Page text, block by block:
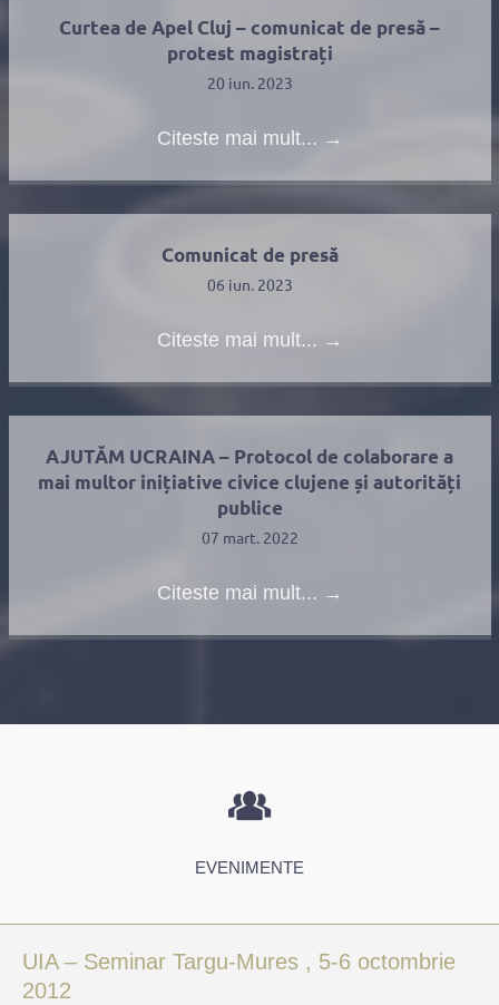
Curtea de Apel Cluj – comunicat de presă –
protest magistrați
20 iun. 2023
Citeste mai mult... →
Comunicat de presă
06 iun. 2023
Citeste mai mult... →
AJUTĂM UCRAINA – Protocol de colaborare a
mai multor inițiative civice clujene și autorități
publice
07 mart. 2022
Citeste mai mult... →
EVENIMENTE
UIA – Seminar Targu-Mures , 5-6 octombrie
2012